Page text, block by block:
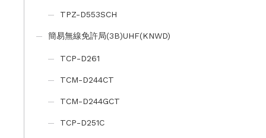
TPZ-D553SCH
簡易無線免許局(3B)UHF(KNWD)
TCP-D261
TCM-D244CT
TCM-D244GCT
TCP-D251C